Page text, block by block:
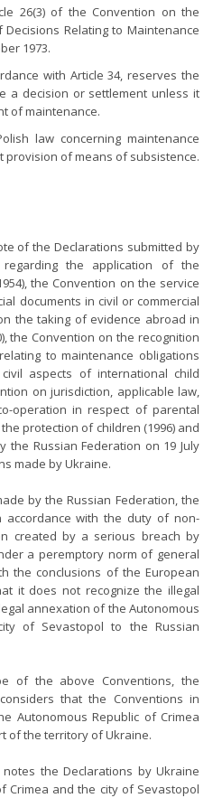
26(3) of the Convention on the
Relating to Maintenance
1973.
with Article 34, reserves the
a decision or settlement unless it
of maintenance.
law concerning maintenance
provision of means of subsistence.
of the Declarations submitted by
the application of the
the Convention on the service
documents in civil or commercial
the taking of evidence abroad in
the Convention on the recognition
to maintenance obligations
aspects of international child
on jurisdiction, applicable law,
operation in respect of parental
protection of children (1996) and
the Russian Federation on 19 July
made by Ukraine.
by the Russian Federation, the
accordance with the duty of non-
created by a serious breach by
a peremptory norm of general
the conclusions of the European
it does not recognize the illegal
annexation of the Autonomous
of Sevastopol to the Russian
of the above Conventions, the
that the Conventions in
Autonomous Republic of Crimea
of the territory of Ukraine.
the Declarations by Ukraine
Crimea and the city of Sevastopol